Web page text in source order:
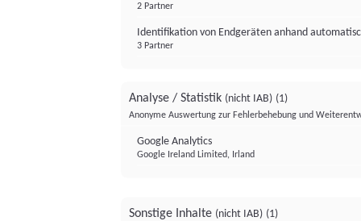
2 Partner
Identifikation von Endgeräten anhand
3 Partner
Analyse / Statistik (nicht IAB) (1)
Anonyme Auswertung zur Fehlerbehebung und
Google Analytics
Google Ireland Limited, Irland
Sonstige Inhalte (nicht IAB) (1)